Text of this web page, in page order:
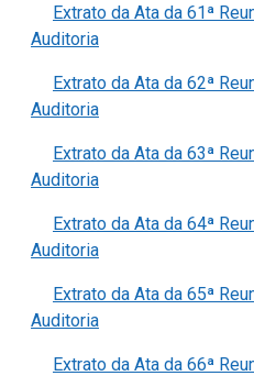
Extrato da Ata da 61ª
Auditoria
Extrato da Ata da 62ª
Auditoria
Extrato da Ata da 63ª
Auditoria
Extrato da Ata da 64ª
Auditoria
Extrato da Ata da 65ª
Auditoria
Extrato da Ata da 66ª